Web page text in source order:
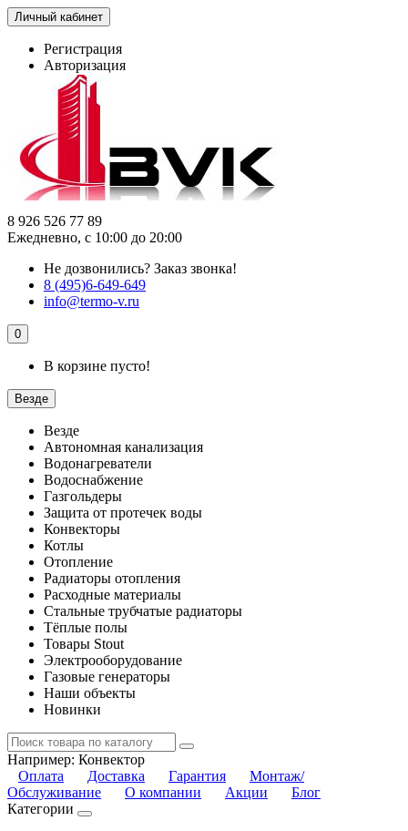
Личный кабинет
Регистрация
Авторизация
8 926 526 77 89
Ежедневно, с 10:00 до 20:00
Не дозвонились? Заказ звонка!
8 (495)6-649-649
info@termo-v.ru
0
В корзине пусто!
Везде
Везде
Автономная канализация
Водонагреватели
Водоснабжение
Газгольдеры
Защита от протечек воды
Конвекторы
Котлы
Отопление
Радиаторы отопления
Расходные материалы
Стальные трубчатые радиаторы
Тёплые полы
Товары Stout
Электрооборудование
Газовые генераторы
Наши объекты
Новинки
Например: Конвектор
Оплата
Доставка Гарантия
Монтаж/
Обслуживание
О компании Акции
Блог
Категории